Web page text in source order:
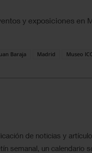
y exposiciones en
Baraja Madrid Museo
de noticias y
semanal, un calendario